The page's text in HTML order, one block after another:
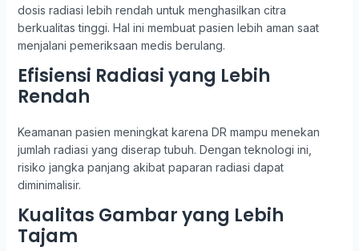
dosis radiasi lebih rendah untuk menghasilkan citra
berkualitas tinggi. Hal ini membuat pasien lebih aman saat
menjalani pemeriksaan medis berulang.
Efisiensi Radiasi yang Lebih
Rendah
Keamanan pasien meningkat karena DR mampu menekan
jumlah radiasi yang diserap tubuh. Dengan teknologi ini,
risiko jangka panjang akibat paparan radiasi dapat
diminimalisir.
Kualitas Gambar yang Lebih
Tajam